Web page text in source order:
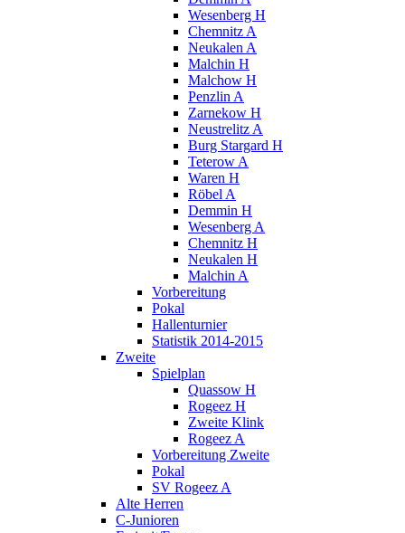
Wesenberg H
Chemnitz A
Neukalen A
Malchin H
Malchow H
Penzlin A
Zarnekow H
Neustrelitz A
Burg Stargard H
Teterow A
Waren H
Röbel A
Demmin H
Wesenberg A
Chemnitz H
Neukalen H
Malchin A
Vorbereitung
Pokal
Hallenturnier
Statistik 2014-2015
Zweite
Spielplan
Quassow H
Rogeez H
Zweite Klink
Rogeez A
Vorbereitung Zweite
Pokal
SV Rogeez A
Alte Herren
C-Junioren